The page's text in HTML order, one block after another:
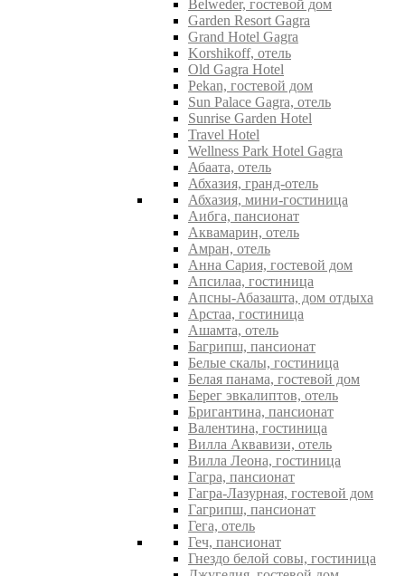
Belweder, гостевой дом
Garden Resort Gagra
Grand Hotel Gagra
Korshikoff, отель
Old Gagra Hotel
Pekan, гостевой дом
Sun Palace Gagra, отель
Sunrise Garden Hotel
Travel Hotel
Wellness Park Hotel Gagra
Абаата, отель
Абхазия, гранд-отель
Абхазия, мини-гостиница
Аибга, пансионат
Аквамарин, отель
Амран, отель
Анна Сария, гостевой дом
Апсилаа, гостиница
Апсны-Абазашта, дом отдыха
Арстаа, гостиница
Ашамта, отель
Багрипш, пансионат
Белые скалы, гостиница
Белая панама, гостевой дом
Берег эвкалиптов, отель
Бригантина, пансионат
Валентина, гостиница
Вилла Аквавизи, отель
Вилла Леона, гостиница
Гагра, пансионат
Гагра-Лазурная, гостевой дом
Гагрипш, пансионат
Гега, отель
Геч, пансионат
Гнездо белой совы, гостиница